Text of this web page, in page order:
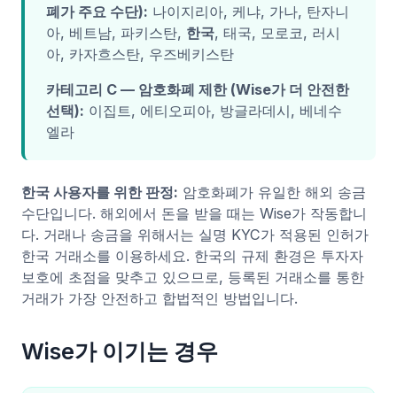
폐가 주요 수단): 나이지리아, 케냐, 가나, 탄자니
아, 베트남, 파키스탄, 한국, 태국, 모로코, 러시
아, 카자흐스탄, 우즈베키스탄
카테고리 C — 암호화폐 제한 (Wise가 더 안전한
선택): 이집트, 에티오피아, 방글라데시, 베네수
엘라
한국 사용자를 위한 판정: 암호화폐가 유일한 해외 송금
수단입니다. 해외에서 돈을 받을 때는 Wise가 작동합니
다. 거래나 송금을 위해서는 실명 KYC가 적용된 인허가
한국 거래소를 이용하세요. 한국의 규제 환경은 투자자
보호에 초점을 맞추고 있으므로, 등록된 거래소를 통한
거래가 가장 안전하고 합법적인 방법입니다.
Wise가 이기는 경우